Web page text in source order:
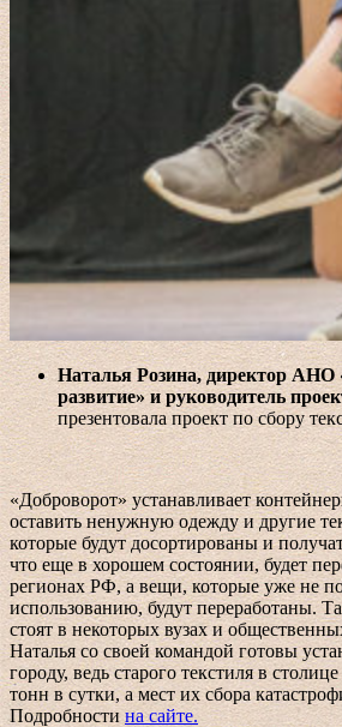
Наталья Розина, директор АНО
развитие» и руководитель
презентовала проект по сбору
«Доброворот» устанавливает
оставить ненужную одежду и другие
которые будут досортированы и
что еще в хорошем состоянии, будет
регионах РФ, а вещи, которые уже не
использованию, будут переработаны.
стоят в некоторых вузах и
Наталья со своей командой готовы
городу, ведь старого текстиля в
тонн в сутки, а мест их сбора
Подробности на сайте.